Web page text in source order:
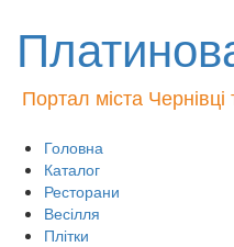
Портал міста
Головна
Каталог
Ресторани
Весілля
Плітки